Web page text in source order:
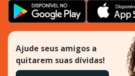
Ajude seus amigos a
quitarem suas dívidas!